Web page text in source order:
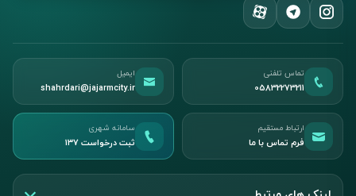
تماس تلفنی
05832273211
ایمیل
shahrdari@jajarmcity.ir
ارتباط مستقیم
فرم تماس با ما
سامانه شهری
ثبت درخواست ۱۳۷